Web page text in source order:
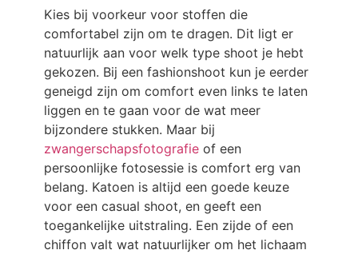
Kies bij voorkeur voor stoffen die
comfortabel zijn om te dragen. Dit ligt er
natuurlijk aan voor welk type shoot je hebt
gekozen. Bij een fashionshoot kun je eerder
geneigd zijn om comfort even links te laten
liggen en te gaan voor de wat meer
bijzondere stukken. Maar bij
zwangerschapsfotografie of een
persoonlijke fotosessie is comfort erg van
belang. Katoen is altijd een goede keuze
voor een casual shoot, en geeft een
toegankelijke uitstraling. Een zijde of een
chiffon valt wat natuurlijker om het lichaam